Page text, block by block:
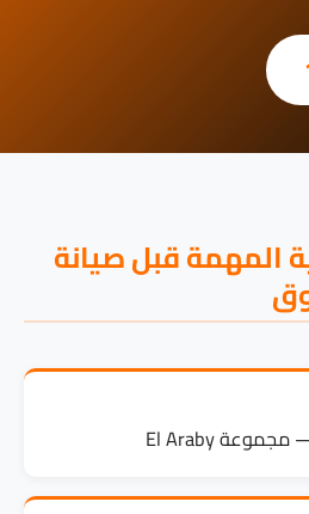
المهمة قبل صيانة